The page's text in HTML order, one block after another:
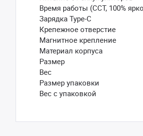
Время работы (ССТ, 100%
Зарядка Type-C
Крепежное отверстие
Магнитное крепление
Материал корпуса
Размер
Вес
Размер упаковки
Вес с упаковкой